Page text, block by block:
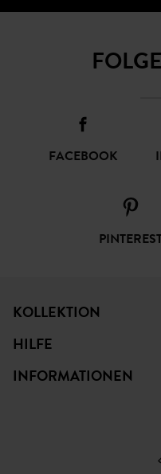
FACEBOOK
KOLLEKTION
HILFE
INFORMATIONEN